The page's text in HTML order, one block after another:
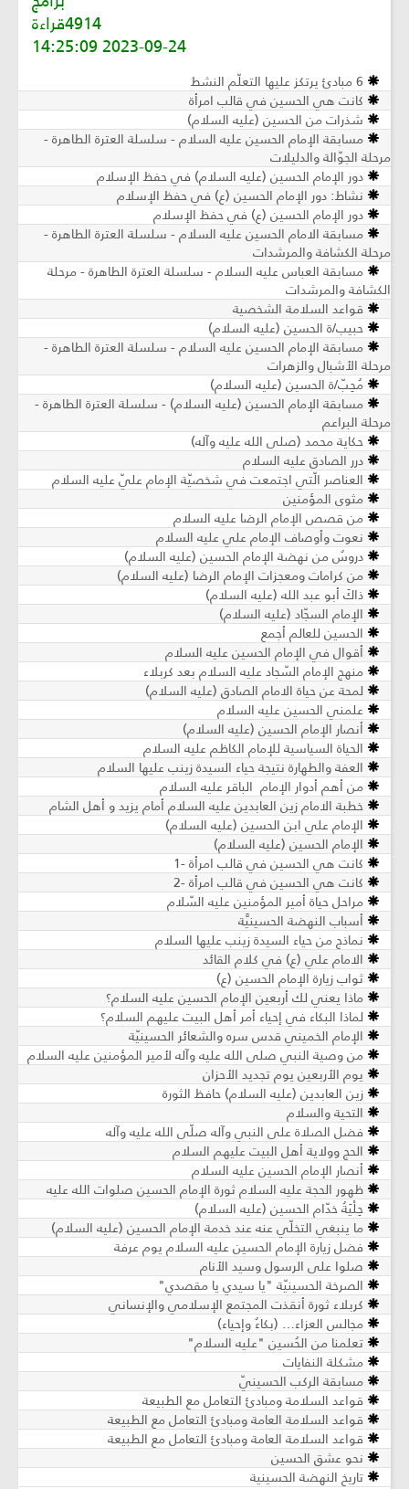
4914قراءة
2023-09-24 14:25:09
6 مبادئ يرتكز عليها التعلّم النشط
كانت هي الحسين في قالب امرأة
شذرات من الحسين (عليه السلام)
مسابقة الإمام الحسين عليه السلام - سلسلة العترة الطاهرة -
مرحلة الجوّالة والدليلات
دور الإمام الحسين (عليه السلام) في حفظ الإسلام
نشاط: دور الإمام الحسين (ع) في حفظ الإسلام
دور الإمام الحسين (ع) في حفظ الإسلام
مسابقة الامام الحسين عليه السلام - سلسلة العترة الطاهرة -
مرحلة الكشافة والمرشدات
مسابقة العباس عليه السلام - سلسلة العترة الطاهرة - مرحلة
الكشافة والمرشدات
قواعد السلامة الشخصية
حبيب/ة الحسين (عليه السلام)
مسابقة الإمام الحسين عليه السلام - سلسلة العترة الطاهرة -
مرحلة الأشبال والزهرات
مُحِبّ/ة الحسين (عليه السلام)
مسابقة الإمام الحسين (عليه السلام) - سلسلة العترة الطاهرة -
مرحلة البراعم
حكاية محمد (صلى الله عليه وآله)
درر الصادق عليه السلام
العناصر الّتي اجتمعت في شخصيّة الإمام عليّ عليه السلام
مثوى المؤمنين
من قصص الإمام الرضا عليه السلام
نعوت وأوصاف الإمام علي عليه السلام
دروسٌ من نهضة الإمام الحسين (عليه السلام)
من كرامات ومعجزات الإمام الرضا (عليه السلام)
ذاكَ أبو عبد الله (عليه السلام)
الإمام السجّاد (عليه السلام)
الحسين للعالم أجمع
أقوال في الإمام الحسين عليه السلام
منهج الإمام السّجاد عليه السلام بعد كربلاء
لمحة عن حياة الامام الصادق (عليه السلام)
علمني الحسين عليه السلام
أنصار الإمام الحسين (عليه السلام)
الحياة السياسية للإمام الكاظم عليه السلام
العفة والطهارة نتيجة حياء السيدة زينب عليها السلام
من أهم أدوار الإمام الباقر عليه السلام
خطبة الامام زين العابدين عليه السلام أمام يزيد و أهل الشام
الإمام علي ابن الحسين (عليه السلام)
الإمام الحسين (عليه السلام)
كانت هي الحسين في قالب امرأة -1
كانت هي الحسين في قالب امرأة -2
مراحل حياة أمير المؤمنين عليه السّلام
أسباب النهضة الحسينيَّة
نماذج من حياء السيدة زينب عليها السلام
الامام علي (ع) في كلام القائد
ثواب زيارة الإمام الحسين (ع)
ماذا يعني لك أربعين الإمام الحسين عليه السلام؟
لماذا البكاء في إحياء أمر أهل البيت عليهم السلام؟
الإمام الخميني قدس سره والشعائر الحسينيّة
من وصية النبي صلى الله عليه وآله لأمير المؤمنين عليه السلام
يوم الأربعين يوم تجديد الأحزان
زين العابدين (عليه السلام) حافظ الثورة
التحية والسلام
فضل الصلاة على النبي وآله صلّى الله عليه وآله
الحج وولاية أهل البيت عليهم السلام
أنصار الإمام الحسين عليه السلام
ظهور الحجة عليه السلام ثورة الإمام الحسين صلوات الله عليه
حِلْيَةُ خدّام الحسين (عليه السلام)
ما ينبغي التخلّي عنه عند خدمة الإمام الحسين (عليه السلام)
فضل زيارة الإمام الحسين عليه السلام يوم عرفة
صلوا على الرسول وسيد الأنام
الصرخة الحسينيّة "يا سيدي يا مقصدي"
كربلاء ثورة أنقذت المجتمع الإسلامي والإنساني
مجالس العزاء… (بكاءٌ وإحياء)
تعلمنا من الحُسين "عليه السلام"
مشكلة النفايات
مسابقة الركب الحسينيّ
قواعد السلامة ومبادئ التعامل مع الطبيعة
قواعد السلامة العامة ومبادئ التعامل مع الطبيعة
قواعد السلامة العامة ومبادئ التعامل مع الطبيعة
نحو عشق الحسين
تاريخ النهضة الحسينية